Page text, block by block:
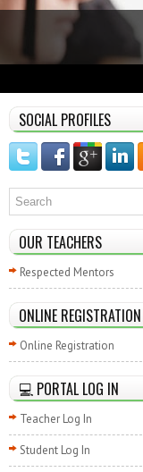
SOCIAL PROFILES
OUR TEACHERS
Respected Mentors
ONLINE REGISTRATION
Online Registration
💻 PORTAL LOG IN
Teacher Log In
Student Log In